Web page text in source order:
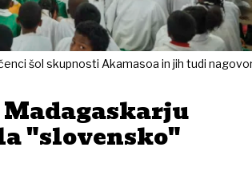
šol skupnosti Akamasoa in jih tudi
"slovensko"